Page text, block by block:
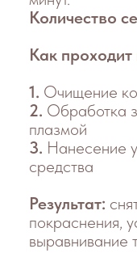
Курс лечения
процедуры) 1 раз
Курс лечения